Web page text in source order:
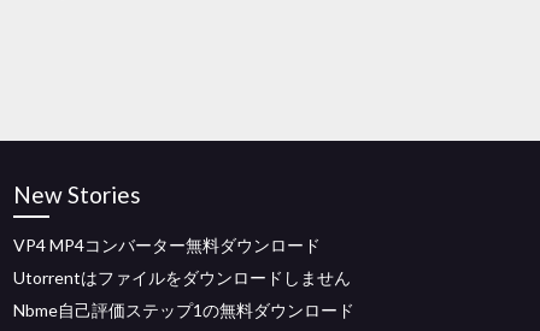
New Stories
VP4 MP4コンバーター無料ダウンロード
Utorrentはファイルをダウンロードしません
Nbme自己評価ステップ1の無料ダウンロード